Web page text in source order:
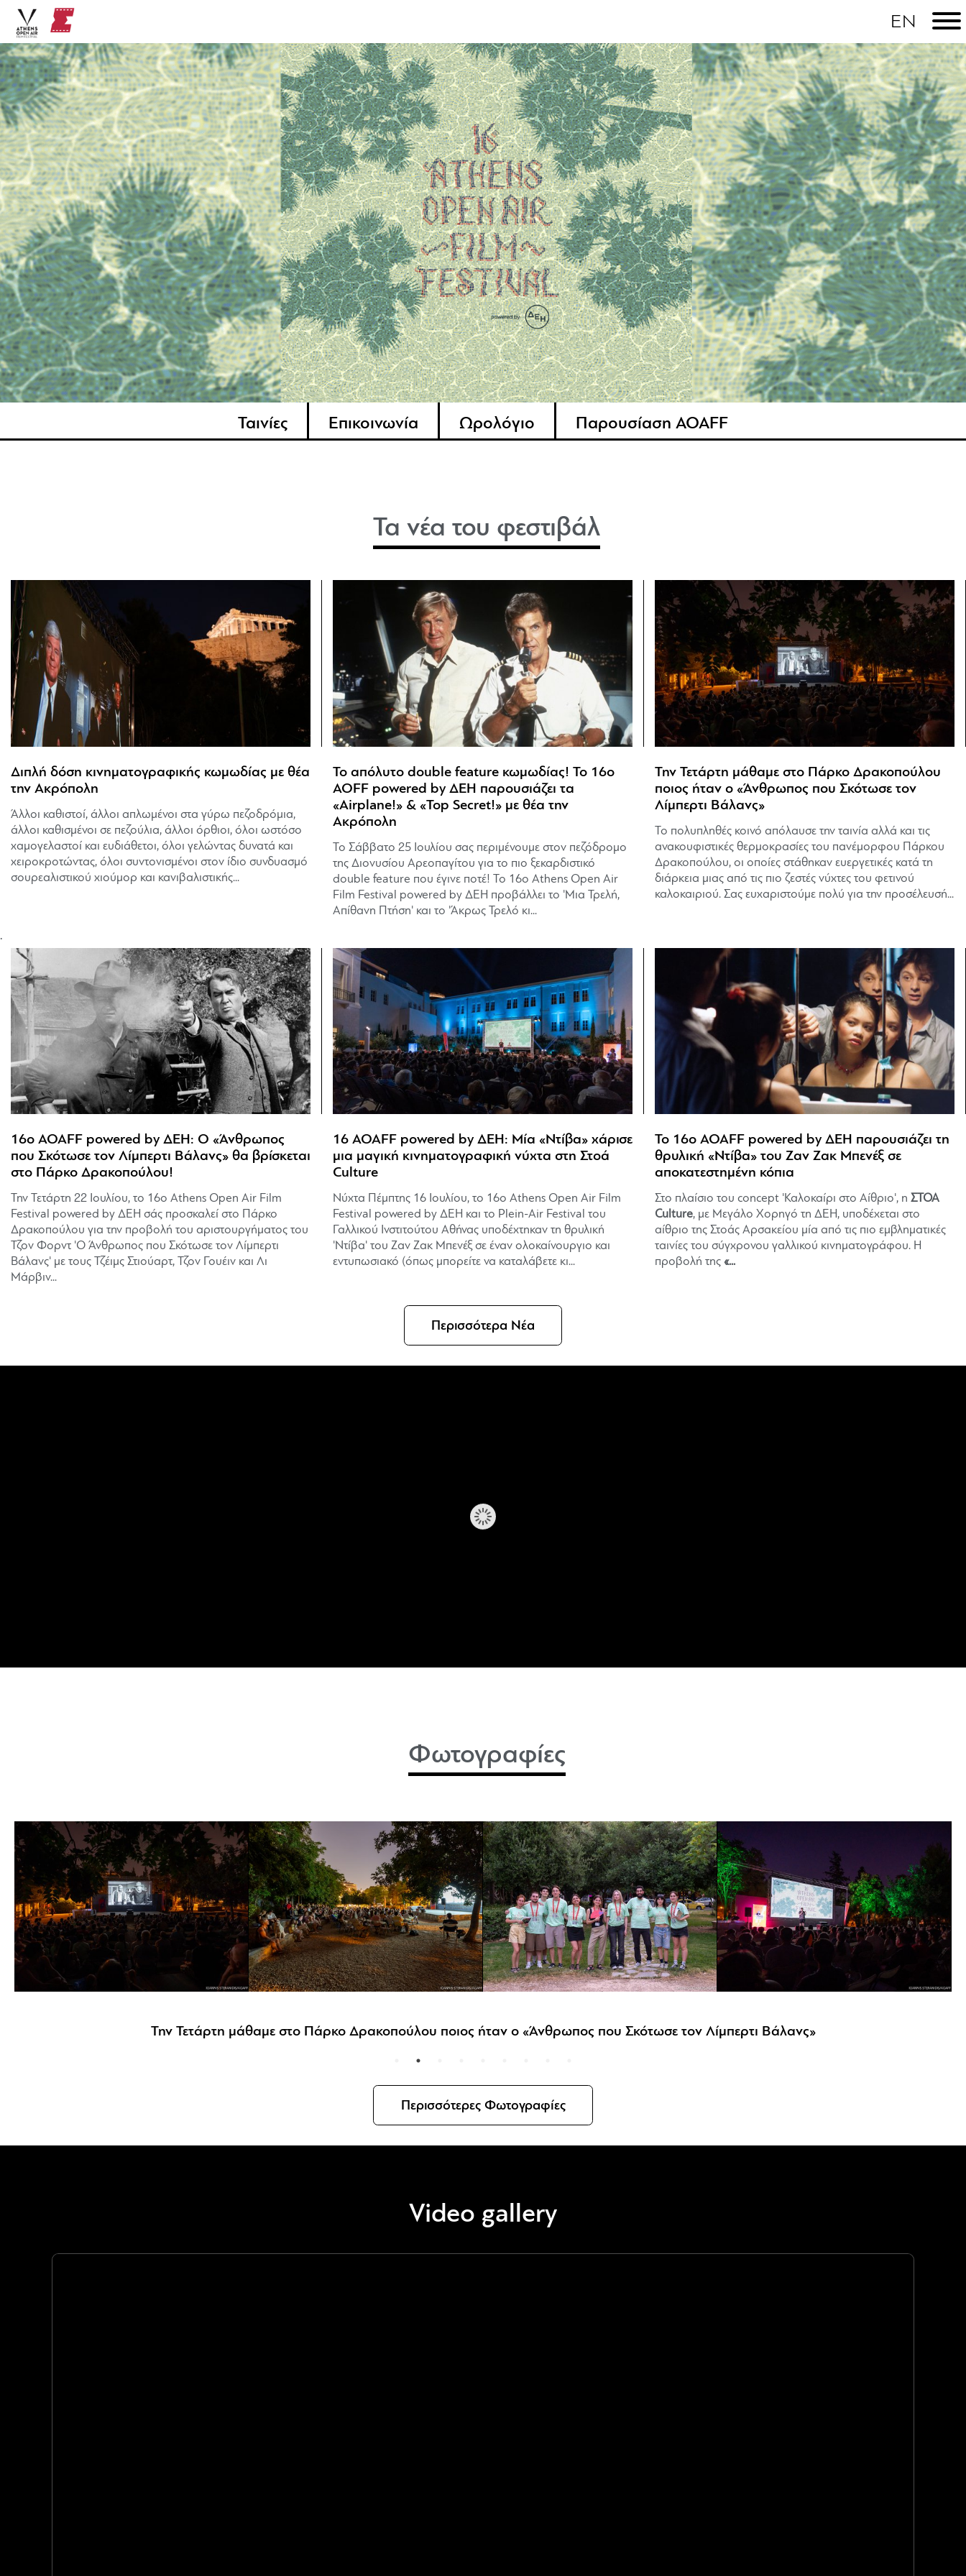
Ταινίες Επικοινωνία Ωρολόγιο Παρουσίαση AOAFF
Τα νέα του φεστιβάλ
Διπλή δόση κινηματογραφικής κωμωδίας με θέα
την Ακρόπολη
Άλλοι καθιστοί, άλλοι απλωμένοι στα γύρω πεζοδρόμια,
άλλοι καθισμένοι σε πεζούλια, άλλοι όρθιοι, όλοι ωστόσο
χαμογελαστοί και ευδιάθετοι, όλοι γελώντας δυνατά και
χειροκροτώντας, όλοι συντονισμένοι στον ίδιο συνδυασμό
σουρεαλιστικού χιούμορ και κανιβαλιστικής...
Το απόλυτο double feature κωμωδίας! Το 16ο
AOFF powered by ΔΕΗ παρουσιάζει τα
«Airplane!» & «Top Secret!» με θέα την
Ακρόπολη
Το Σάββατο 25 Ιουλίου σας περιμένουμε στον πεζόδρομο
της Διονυσίου Αρεοπαγίτου για το πιο ξεκαρδιστικό
double feature που έγινε ποτέ! Το 16ο Athens Open Air
Film Festival powered by ΔΕΗ προβάλλει το 'Μια Τρελή,
Απίθανη Πτήση' και το 'Άκρως Τρελό κι...
Την Τετάρτη μάθαμε στο Πάρκο Δρακοπούλου
ποιος ήταν ο «Άνθρωπος που Σκότωσε τον
Λίμπερτι Βάλανς»
Το πολυπληθές κοινό απόλαυσε την ταινία αλλά και τις
ανακουφιστικές θερμοκρασίες του πανέμορφου Πάρκου
Δρακοπούλου, οι οποίες στάθηκαν ευεργετικές κατά τη
διάρκεια μιας από τις πιο ζεστές νύχτες του φετινού
καλοκαιριού. Σας ευχαριστούμε πολύ για την προσέλευσή...
.
16ο AOAFF powered by ΔΕΗ: Ο «Άνθρωπος
που Σκότωσε τον Λίμπερτι Βάλανς» θα βρίσκεται
στο Πάρκο Δρακοπούλου!
Την Τετάρτη 22 Ιουλίου, το 16ο Athens Open Air Film
Festival powered by ΔΕΗ σάς προσκαλεί στο Πάρκο
Δρακοπούλου για την προβολή του αριστουργήματος του
Τζον Φορντ 'Ο Άνθρωπος που Σκότωσε τον Λίμπερτι
Βάλανς' με τους Τζέιμς Στιούαρτ, Τζον Γουέιν και Λι
Μάρβιν...
16 AOAFF powered by ΔΕΗ: Μία «Ντίβα» χάρισε
μια μαγική κινηματογραφική νύχτα στη Στοά
Culture
Νύχτα Πέμπτης 16 Ιουλίου, το 16ο Athens Open Air Film
Festival powered by ΔΕΗ και το Plein-Air Festival του
Γαλλικού Ινστιτούτου Αθήνας υποδέχτηκαν τη θρυλική
'Ντίβα' του Ζαν Ζακ Μπενέξ σε έναν ολοκαίνουργιο και
εντυπωσιακό (όπως μπορείτε να καταλάβετε κι...
Το 16ο AOAFF powered by ΔΕΗ παρουσιάζει τη
θρυλική «Ντίβα» του Ζαν Ζακ Μπενέξ σε
αποκατεστημένη κόπια
Στο πλαίσιο του concept 'Καλοκαίρι στο Αίθριο', η ΣΤΟΑ
Culture, με Μεγάλο Χορηγό τη ΔΕΗ, υποδέχεται στο
αίθριο της Στοάς Αρσακείου μία από τις πιο εμβληματικές
ταινίες του σύγχρονου γαλλικού κινηματογράφου. Η
προβολή της «...
Περισσότερα Νέα
Φωτογραφίες
16 AOAFF powered by ΔΕΗ: Μία «Ντίβα» χάρισε μια μαγική κινηματογραφική νύχτα στη Στοά Culture
Περισσότερες Φωτογραφίες
Video gallery